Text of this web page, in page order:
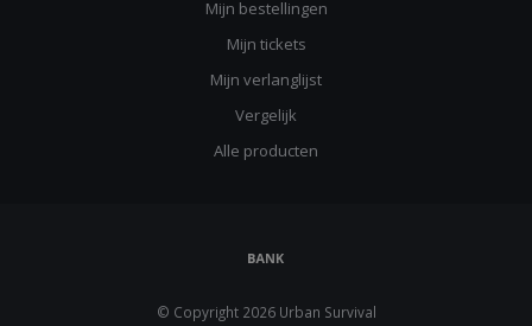
Mijn bestellingen
Mijn tickets
Mijn verlanglijst
Vergelijk
Alle producten
© Copyright 2026 Urban Survival